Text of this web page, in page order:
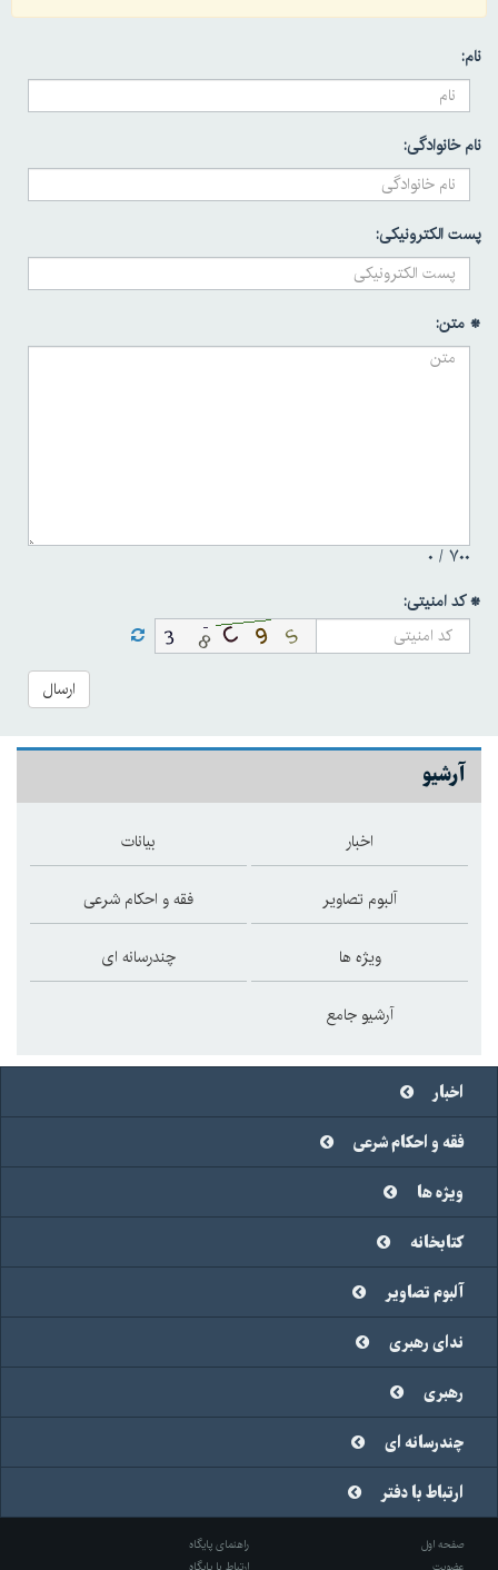
نام:
نام خانوادگی:
پست الکترونیکی:
* متن:
۷۰۰ /
۰
* کد امنیتی:
ارسال
آرشیو
اخبار بیانات
آلبوم تصاویر فقه و احکام شرعی
ویژه ها چندرسانه ای
آرشیو جامع
اخبار
فقه و احکام شرعی
ویژه ها
کتابخانه
آلبوم تصاویر
ندای رهبری
رهبری
چندرسانه ای
ارتباط با دفتر
صفحه اول
راهنمای پایگاه